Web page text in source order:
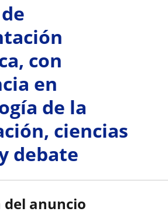
con
en
de la
ciencias
debate
del anuncio